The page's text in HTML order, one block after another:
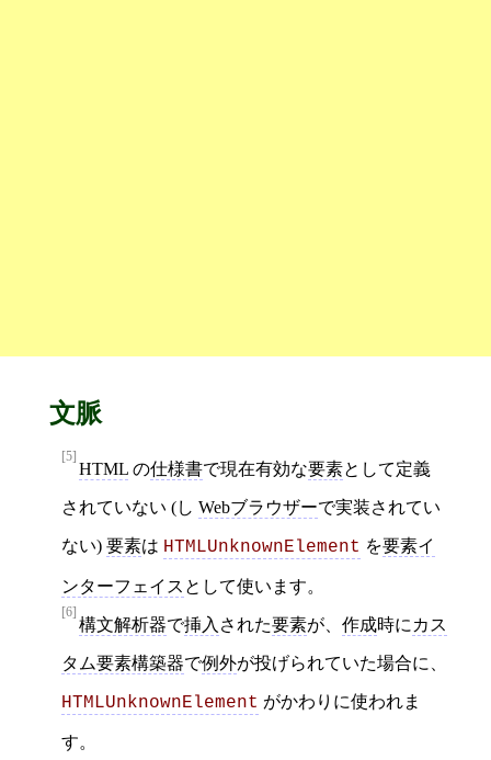
文脈
[5]
HTML の仕様書で現在有効な要素として定義
されていない (し Webブラウザーで実装されてい
ない) 要素は HTMLUnknownElement を要素イ
ンターフェイス として使います。
[6]
構文解析器で挿入 された要素が、 作成時に カス
タム要素構築器で例外が投げられていた場合に、
HTMLUnknownElement がかわりに使われま
す。